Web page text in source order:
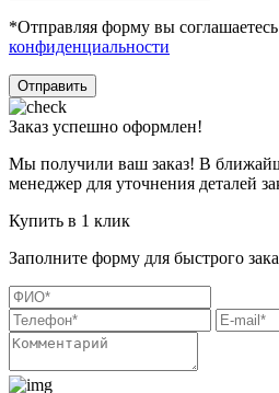
*Отправляя форму вы
конфиденциальности
Отправить
Заказ успешно оформлен!
Мы получили ваш заказ! В
менеджер для уточнения деталей
Купить в 1 клик
Заполните форму для быстрого